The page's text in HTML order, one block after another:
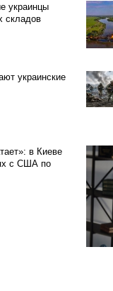
украинцы
складов
украинские
в Киеве
с США по